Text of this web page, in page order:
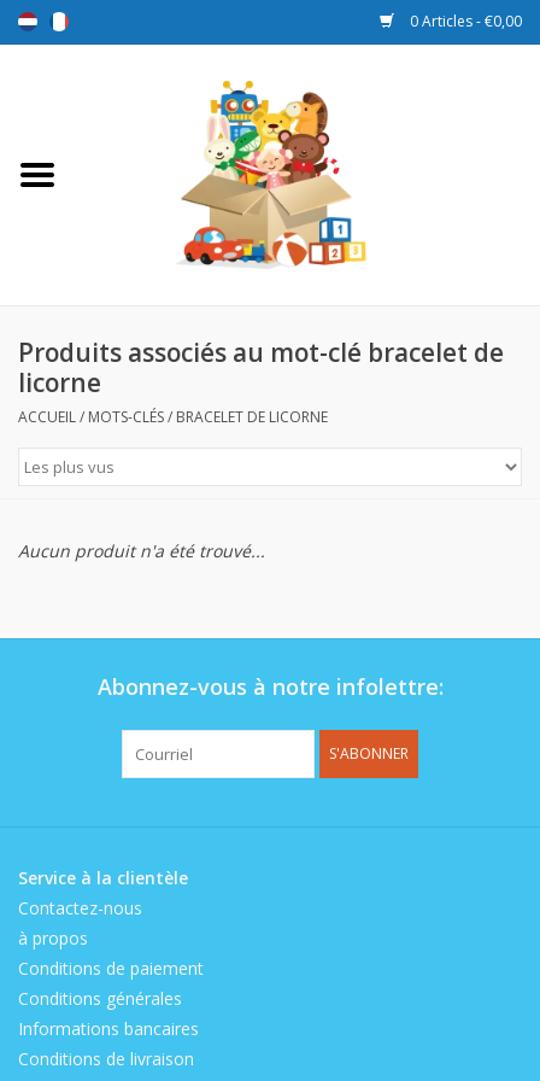
0 Articles - €0,00
Jouets
Boîtes de récompense
Nouveau
Produits associés au mot-clé bracelet de
licorne
ACCUEIL/ MOTS-CLÉS/ BRACELET DE LICORNE
Aucun produit n'a été trouvé...
Abonnez-vous à notre infolettre:
S'ABONNER
Service à la clientèle
Contactez-nous
à propos
Conditions de paiement
Conditions générales
Informations bancaires
Conditions de livraison